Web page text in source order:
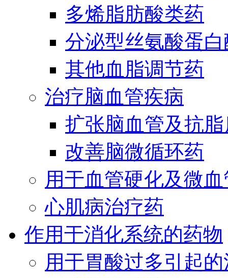
多烯脂肪酸类药
分泌型丝氨酸蛋
其他血脂调节药
治疗脑血管疾病
扩张脑血管及抗
改善脑微循环药
用于血管硬化及微
心肌病治疗药
作用于消化系统的药物
用于胃酸过多引起